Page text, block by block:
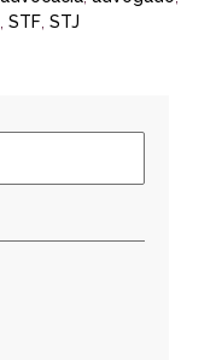
STF STJ